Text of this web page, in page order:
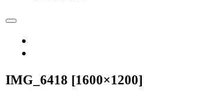
IMG_6418 [1600×1200]